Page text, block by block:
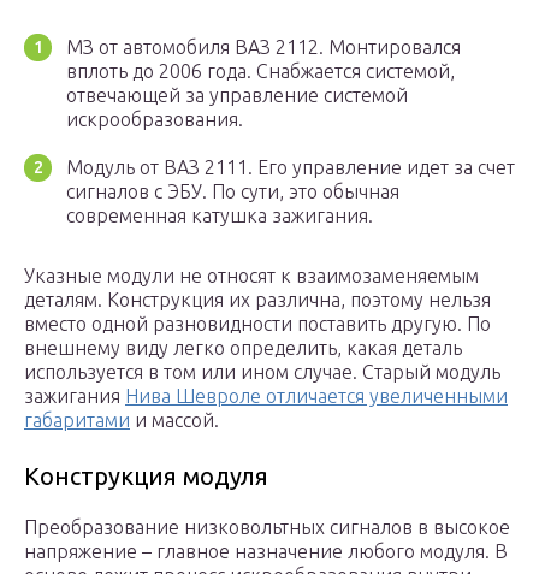
МЗ от автомобиля ВАЗ 2112. Монтировался
вплоть до 2006 года. Снабжается системой,
отвечающей за управление системой
искрообразования.
Модуль от ВАЗ 2111. Его управление идет за счет
сигналов с ЭБУ. По сути, это обычная
современная катушка зажигания.
Указные модули не относят к взаимозаменяемым
деталям. Конструкция их различна, поэтому нельзя
вместо одной разновидности поставить другую. По
внешнему виду легко определить, какая деталь
используется в том или ином случае. Старый модуль
зажигания Нива Шевроле отличается увеличенными
габаритами и массой.
Конструкция модуля
Преобразование низковольтных сигналов в высокое
напряжение – главное назначение любого модуля. В